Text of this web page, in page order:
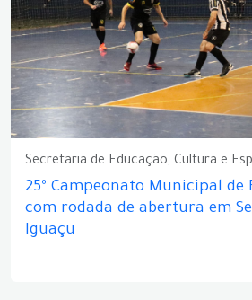
Secretaria de Educação, Cultura e
25º Campeonato Municipal de
com rodada de abertura em
Iguaçu